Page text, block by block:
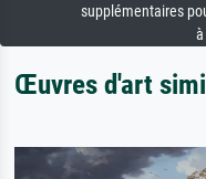
supplémentaires
Œuvres d'art